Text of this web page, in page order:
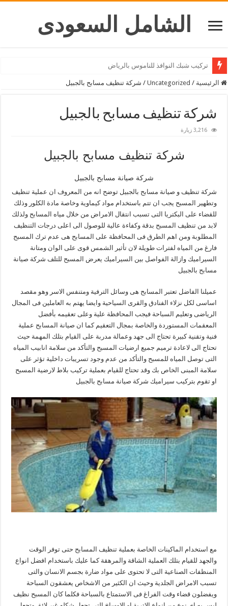
الشامل السعودى
شركة تركيب ستائر بالرياض
الرئيسية /
Uncategorized
/ شركة تنظيف مسابح بالجبيل
شركة تنظيف مسابح بالجبيل
3,216 زيارة
شركة تنظيف مسابح بالجبيل
شركة صيانة مسابح بالجبيل
شركة تنظيف و صيانة مسابح بالجبيل توضح انه من المعروف ان عملية تنظيف
وتطهير المسبح يجب ان تتم باستخدام مواد كيماوية وخاصة مادة الكلور وذلك
للقضاء على البكتريا التى تسبب انتقال الامراض من خلال مياه المسابح ولذلك
لابد من تنظيف المسبح بدقة وكفاءة عالية للوصول الى اعلى درجات التنظيف
المطلوبة ومن اهم الطرق فى المحافظة على المسابح هى عدم ترك المسبح
فارغ من المياه لفترات طويلة لان تأثير الشمس قوى على الوان ومتانة
السيراميك وازالة الفواصل بين السيراميك يعرض المسبح للتلف شركة صيانة
مسابح بالجبيل
عميلنا الفاضل تعتبر المسابح هى وسائل الترفية ومتنفس الاسر وهو مقصد
اساسى لكل نزلاء الفنادق والقرى السياحية وايضا يهتم به العاملين فى المجال
الرياضى وتعليم السباحة فيجب المحافظة علية وعلى تعقيمه بأفضل
المعقمات المستوردة والخاصة بمجال التعقيم كما ان صيانة المسابح عملية
فنية وتقنية كبيرة تحتاج الى جهد وعمالة مدربة على القيام بتلك المهمة حيث
تحتاج الى لاعادة ترميم جميع ارضيات المسبح والتأكد من سلامة انابيب المياه
التى توصل المياه للمسبح والتأكد من عدم وجود تسريبات داخلية تؤثر على
سلامة المبنى الخاص بك وقد تحتاج للقيام بعملية تركيب بلاط لارضية المسبح
او تقوم بتركيب سيراميك شركة صيانة مسابح بالجبيل
مع استخدام الماكينات الخاصة بعملية تنظيف المسابح حتى توفر الوقت
والجهد للقيام بتلك العملية الشاقة والمرهقة كما عليك باستخدام افضل انواع
المنظفات الصناعية التى لا تحتوى على مواد ضارة بجسم الانسان والتى
تسبب الامراض الجلدية وحيث ان الكثير من الاشخاص يعشقون السباحة
ويفضلون قضاء وقت الفراغ فى الاستمتاع بالسباحة فكلما كان المسبح نظيف